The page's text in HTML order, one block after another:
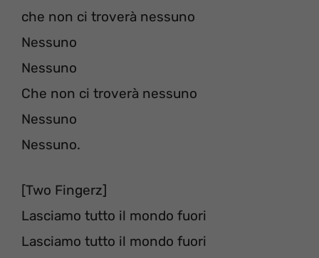
che non ci troverà nessuno
Nessuno
Nessuno
Che non ci troverà nessuno
Nessuno
Nessuno.
[Two Fingerz]
Lasciamo tutto il mondo fuori
Lasciamo tutto il mondo fuori